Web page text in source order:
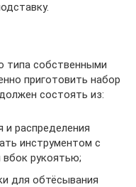
типа собственными
приготовить набор
состоять из:
и распределения
инструментом с
рукоятью;
для обтёсывания